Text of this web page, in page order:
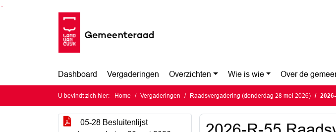
Ga naar de inhoud van deze pagina
Ga naar het zoeken
Ga naar het menu
Dashboard Vergaderingen Overzichten Wie is wie Over de
U bevindt zich hier: Home Vergaderingen Raadsvergadering (donderdag 28 mei 2026)
05-28 Besluitenlijst